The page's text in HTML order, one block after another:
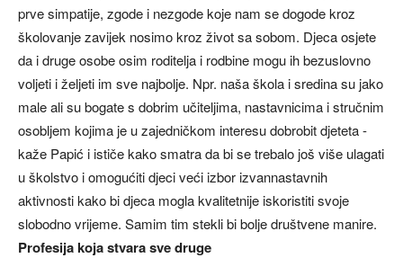
prve simpatije, zgode i nezgode koje nam se dogode kroz
školovanje zavijek nosimo kroz život sa sobom. Djeca osjete
da i druge osobe osim roditelja i rodbine mogu ih bezuslovno
voljeti i željeti im sve najbolje. Npr. naša škola i sredina su jako
male ali su bogate s dobrim učiteljima, nastavnicima i stručnim
osobljem kojima je u zajedničkom interesu dobrobit djeteta -
kaže Papić i ističe kako smatra da bi se trebalo još više ulagati
u školstvo i omogućiti djeci veći izbor izvannastavnih
aktivnosti kako bi djeca mogla kvalitetnije iskoristiti svoje
slobodno vrijeme. Samim tim stekli bi bolje društvene manire.
Profesija koja stvara sve druge